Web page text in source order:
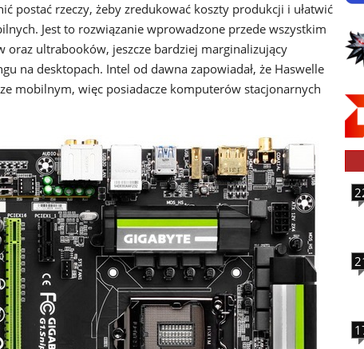
postać rzeczy, żeby zredukować koszty produkcji i ułatwić
Jest to rozwiązanie wprowadzone przede wszystkim
oraz ultrabooków, jeszcze bardziej marginalizujący
na desktopach. Intel od dawna zapowiadał, że Haswelle
mobilnym, więc posiadacze komputerów stacjonarnych